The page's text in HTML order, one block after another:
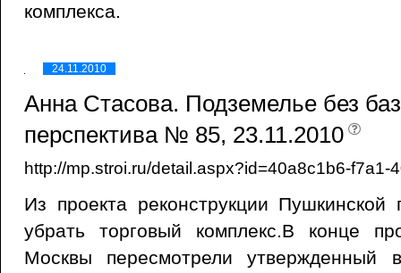
комплекса.
24.11.2010
Анна Стасова. Подземелье без
перспектива № 85, 23.11.2010
http://mp.stroi.ru/detail.aspx?id=40a8c1b6-
Из проекта реконструкции Пушкинской
убрать торговый комплекс.В конце
Москвы пересмотрели утвержденный